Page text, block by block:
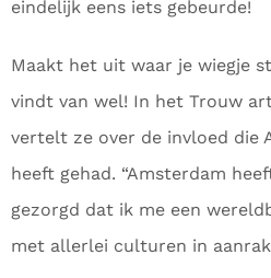
eindelijk eens iets gebeurde!
Maakt het uit waar je wiegje
vindt van wel! In het Trouw
vertelt ze over de invloed die
heeft gehad. “Amsterdam
gezorgd dat ik me een
met allerlei culturen in